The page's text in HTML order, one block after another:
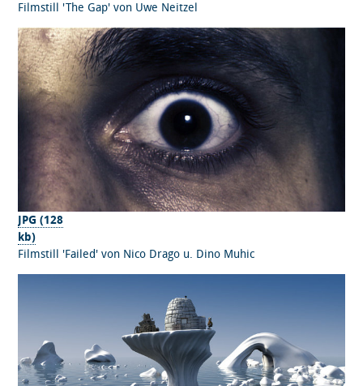
Filmstill 'The Gap' von Uwe Neitzel
JPG (128
kb)
Filmstill 'Failed' von Nico Drago u. Dino Muhic